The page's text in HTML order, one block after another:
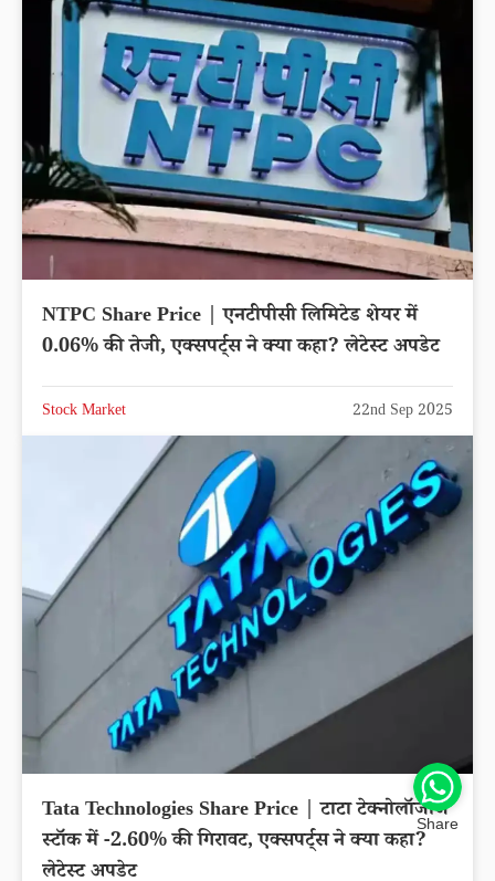
NTPC Share Price | एनटीपीसी लिमिटेड शेयर में
0.06% की तेजी, एक्सपर्ट्स ने क्या कहा? लेटेस्ट अपडेट
Stock Market 22nd Sep 2025
Tata Technologies Share Price | टाटा टेक्नोलॉजीज
स्टॉक में -2.60% की गिरावट, एक्सपर्ट्स ने क्या कहा?
लेटेस्ट अपडेट
Share